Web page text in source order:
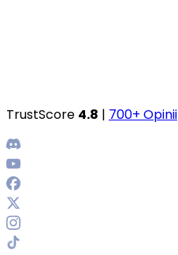
TrustScore 4.8 | 700+ Opinii